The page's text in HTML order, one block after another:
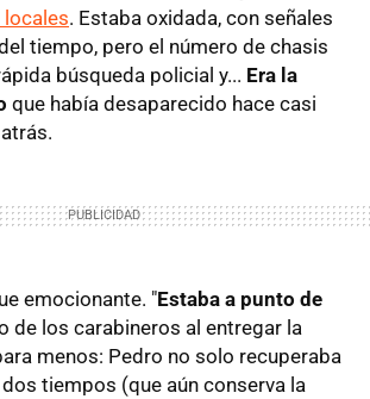
. Estaba oxidada, con señales
tiempo, pero el número de chasis
búsqueda policial y... Era la
que había desaparecido hace casi
emocionante. "Estaba a punto de
de los carabineros al entregar la
menos: Pedro no solo recuperaba
tiempos (que aún conserva la